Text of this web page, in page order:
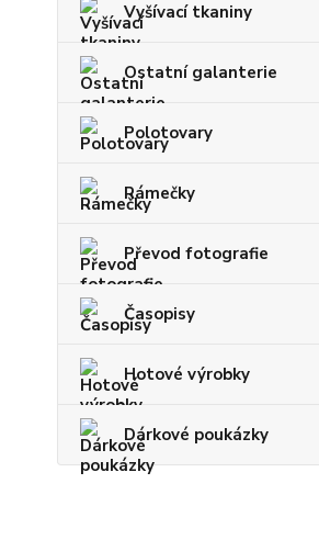
Vyšívací tkaniny
Ostatní galanterie
Polotovary
Rámečky
Převod fotografie
Časopisy
Hotové výrobky
Dárkové poukázky